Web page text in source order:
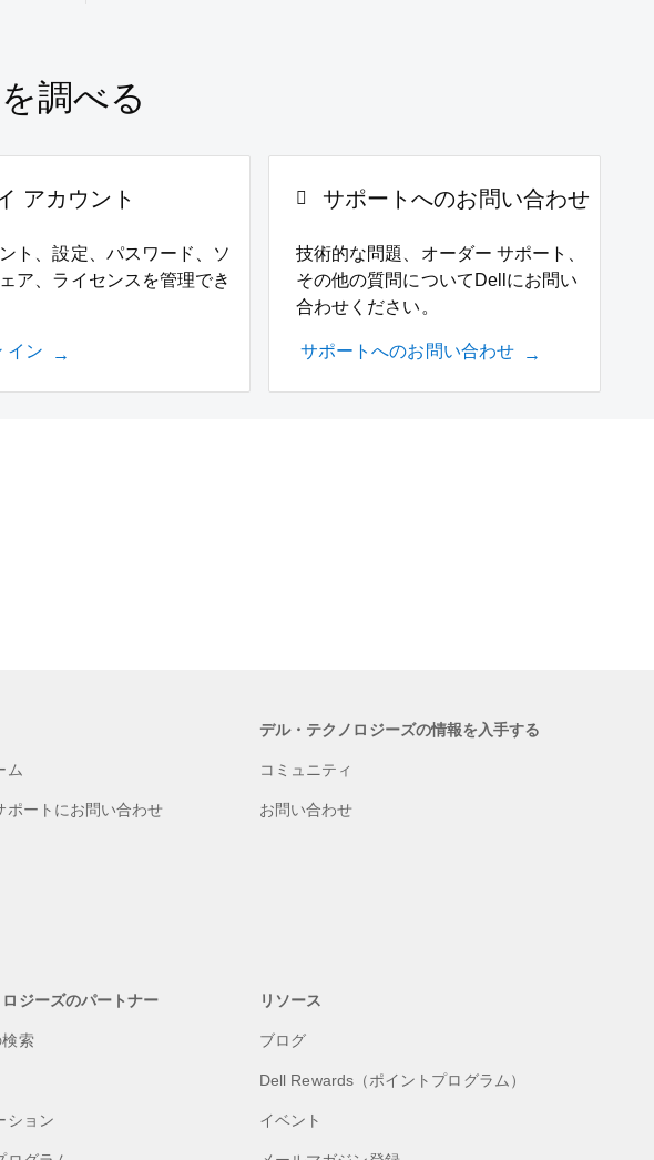
調べる
アカウント
ト、設定、パスワード、ソ
ア、ライセンスを管理でき
イン
サポートへのお問い合わせ
技術的な問題、オーダー サポート、
その他の質問についてDellにお問い
合わせください。
サポートへのお問い合わせ
ム
ポートにお問い合わせ
デル・テクノロジーズの情報を入手する
コミュニティ
お問い合わせ
ジーズのパートナー
索
ション
リソース
ブログ
Dell Rewards（ポイントプログラム）
イベント